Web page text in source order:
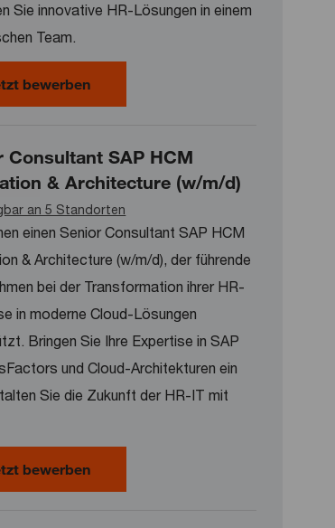
Sie innovative HR-Lösungen in einem
Team.
bewerbenConsultant Digital HR Systems -
Consultant SAP HCM
& Architecture (w/m/d)
an 5 Standorten
einen Senior Consultant SAP HCM
& Architecture (w/m/d), der führende
bei der Transformation ihrer HR-
in moderne Cloud-Lösungen
Bringen Sie Ihre Expertise in SAP
und Cloud-Architekturen ein
Sie die Zukunft der HR-IT mit
bewerbenSenior Consultant SAP HCM